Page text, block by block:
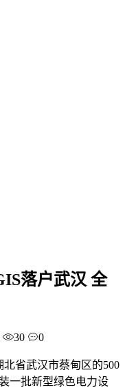
落户武汉 全
30 0
省武汉市蔡甸区的500
一批新型绿色电力设